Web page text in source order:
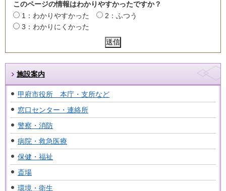
このページの情報はわかりやすかったですか？
1：わかりやすかった
2：ふつう
3：わかりにくかった
施設案内
甲府市役所 本庁・支所など
窓口センター・連絡所
警察・消防
病院・救急医療
保健・福祉
斎場
環境・衛生